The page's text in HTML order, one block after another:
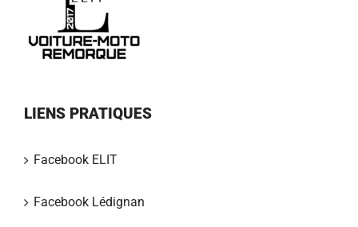
LIENS PRATIQUES
Facebook ELIT
Facebook Lédignan